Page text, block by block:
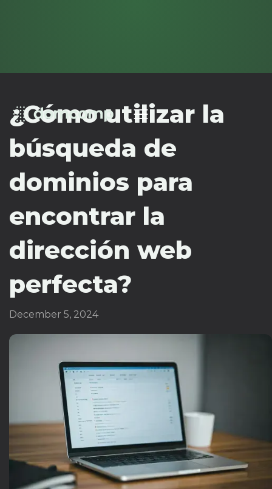
¿Cómo utilizar la
búsqueda de
dominios para
encontrar la
dirección web
perfecta?
December 5, 2024